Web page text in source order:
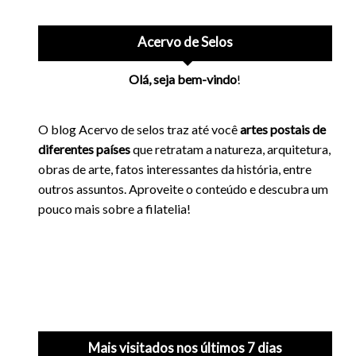
Acervo de Selos
Olá, seja bem-vindo!
O blog Acervo de selos traz até vocêartes postais de
diferentes paísesque retratam a natureza, arquitetura,
obras de arte, fatos interessantes da história, entre
outros assuntos. Aproveite o conteúdo e descubra um
pouco mais sobre a filatelia!
Mais visitados nos últimos 7 dias